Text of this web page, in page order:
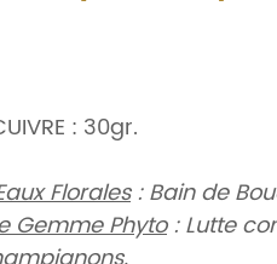
: 30gr.
Florales: Bain de
Gemme Phyto: Lutte